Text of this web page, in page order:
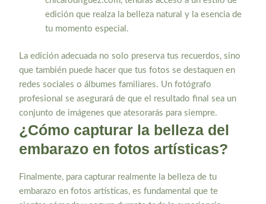
edición que realza la belleza natural y la esencia de
tu momento especial.
La edición adecuada no solo preserva tus recuerdos, sino
que también puede hacer que tus fotos se destaquen en
redes sociales o álbumes familiares. Un fotógrafo
profesional se asegurará de que el resultado final sea un
conjunto de imágenes que atesorarás para siempre.
¿Cómo capturar la belleza del
embarazo en fotos artísticas?
Finalmente, para capturar realmente la belleza de tu
embarazo en fotos artísticas, es fundamental que te